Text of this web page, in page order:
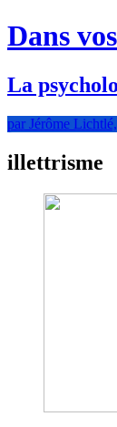
Dans vos
La
par Jérôme
illettrisme